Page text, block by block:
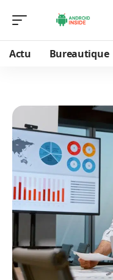
Actu Bureautique